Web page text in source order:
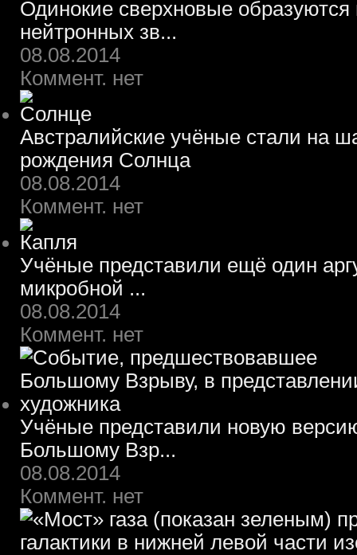
Одинокие сверхновые образуются
нейтронных зв...
08.08.2014
Коммент. нет
Австралийские учёные стали на
рождения Солнца
08.08.2014
Коммент. нет
Учёные представили ещё один
микробной ...
08.08.2014
Коммент. нет
Учёные представили новую
Большому Взр...
08.08.2014
Коммент. нет